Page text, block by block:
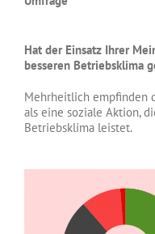
Hat der Einsatz Ihrer
besseren Betriebsklima
Mehrheitlich empfinden
als eine soziale Aktion,
Betriebsklima leistet.